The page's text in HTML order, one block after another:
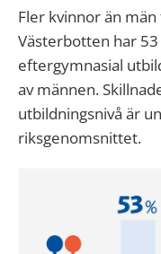
Fler kvinnor än
Västerbotten har
eftergymnasial
av männen.
utbildningsnivå är
riksgenomsnittet.